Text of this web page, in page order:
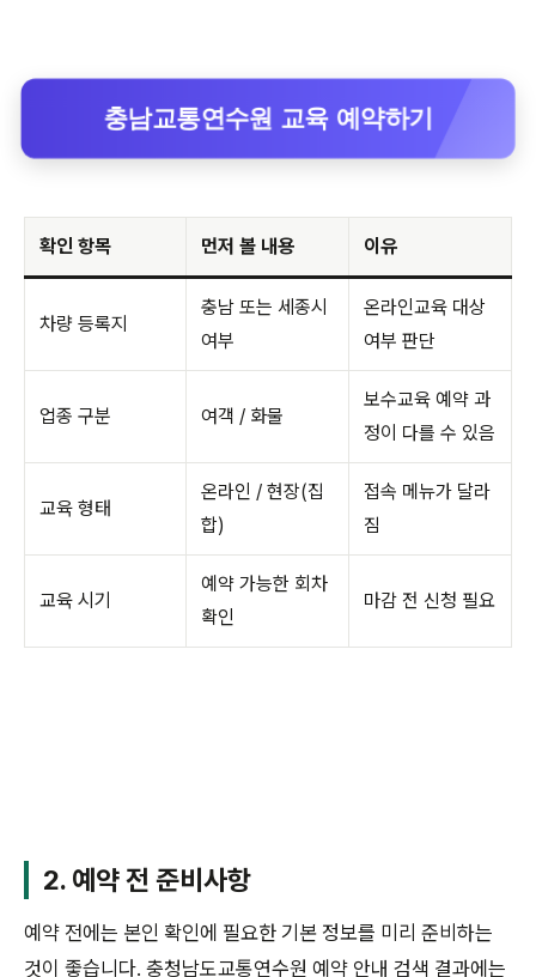
충남교통연수원 교육 예약하기
확인 항목 먼저 볼 내용 이유
차량 등록지
충남 또는 세종시
여부
온라인교육 대상
여부 판단
업종 구분 여객 / 화물
보수교육 예약 과
정이 다를 수 있음
교육 형태
온라인 / 현장(집
합)
접속 메뉴가 달라
짐
교육 시기
예약 가능한 회차
확인
마감 전 신청 필요
2. 예약 전 준비사항
예약 전에는 본인 확인에 필요한 기본 정보를 미리 준비하는
것이 좋습니다. 충청남도교통연수원 예약 안내 검색 결과에는